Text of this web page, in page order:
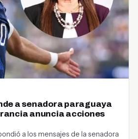
a senadora paraguaya
anuncia acciones
a los mensajes de la senadora